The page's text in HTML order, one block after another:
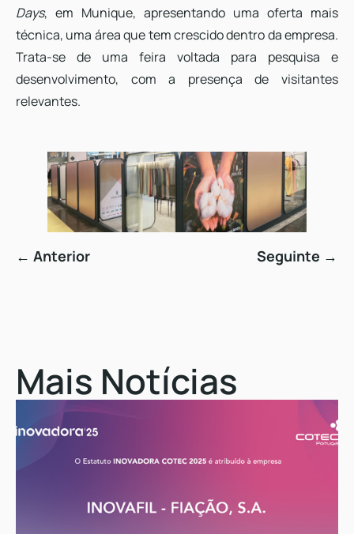
Days, em Munique, apresentando uma oferta mais
técnica, uma área que tem crescido dentro da empresa.
Trata-se de uma feira voltada para pesquisa e
desenvolvimento, com a presença de visitantes
relevantes.
← Anterior Seguinte →
Mais Notícias